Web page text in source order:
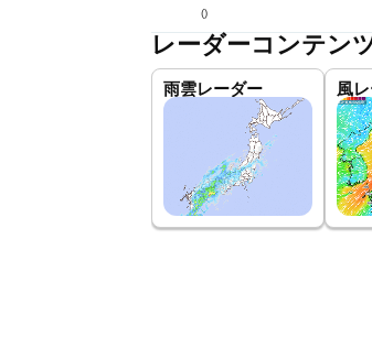
()
レーダーコンテン
雨雲レーダー 風